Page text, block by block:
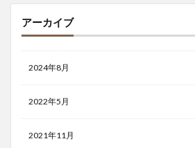
アーカイブ
2024年8月
2022年5月
2021年11月